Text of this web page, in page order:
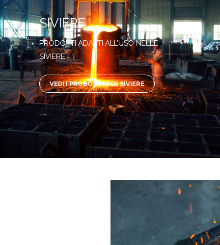
SIVIERE
PRODOTTI ADATTI ALL’USO NELLE
SIVIERE
VEDI I PRODOTTI PER SIVIERE